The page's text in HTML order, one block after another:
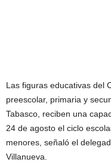
Las figuras educativas del
preescolar, primaria y
Tabasco, reciben una
24 de agosto el ciclo
menores, señaló el
Villanueva.